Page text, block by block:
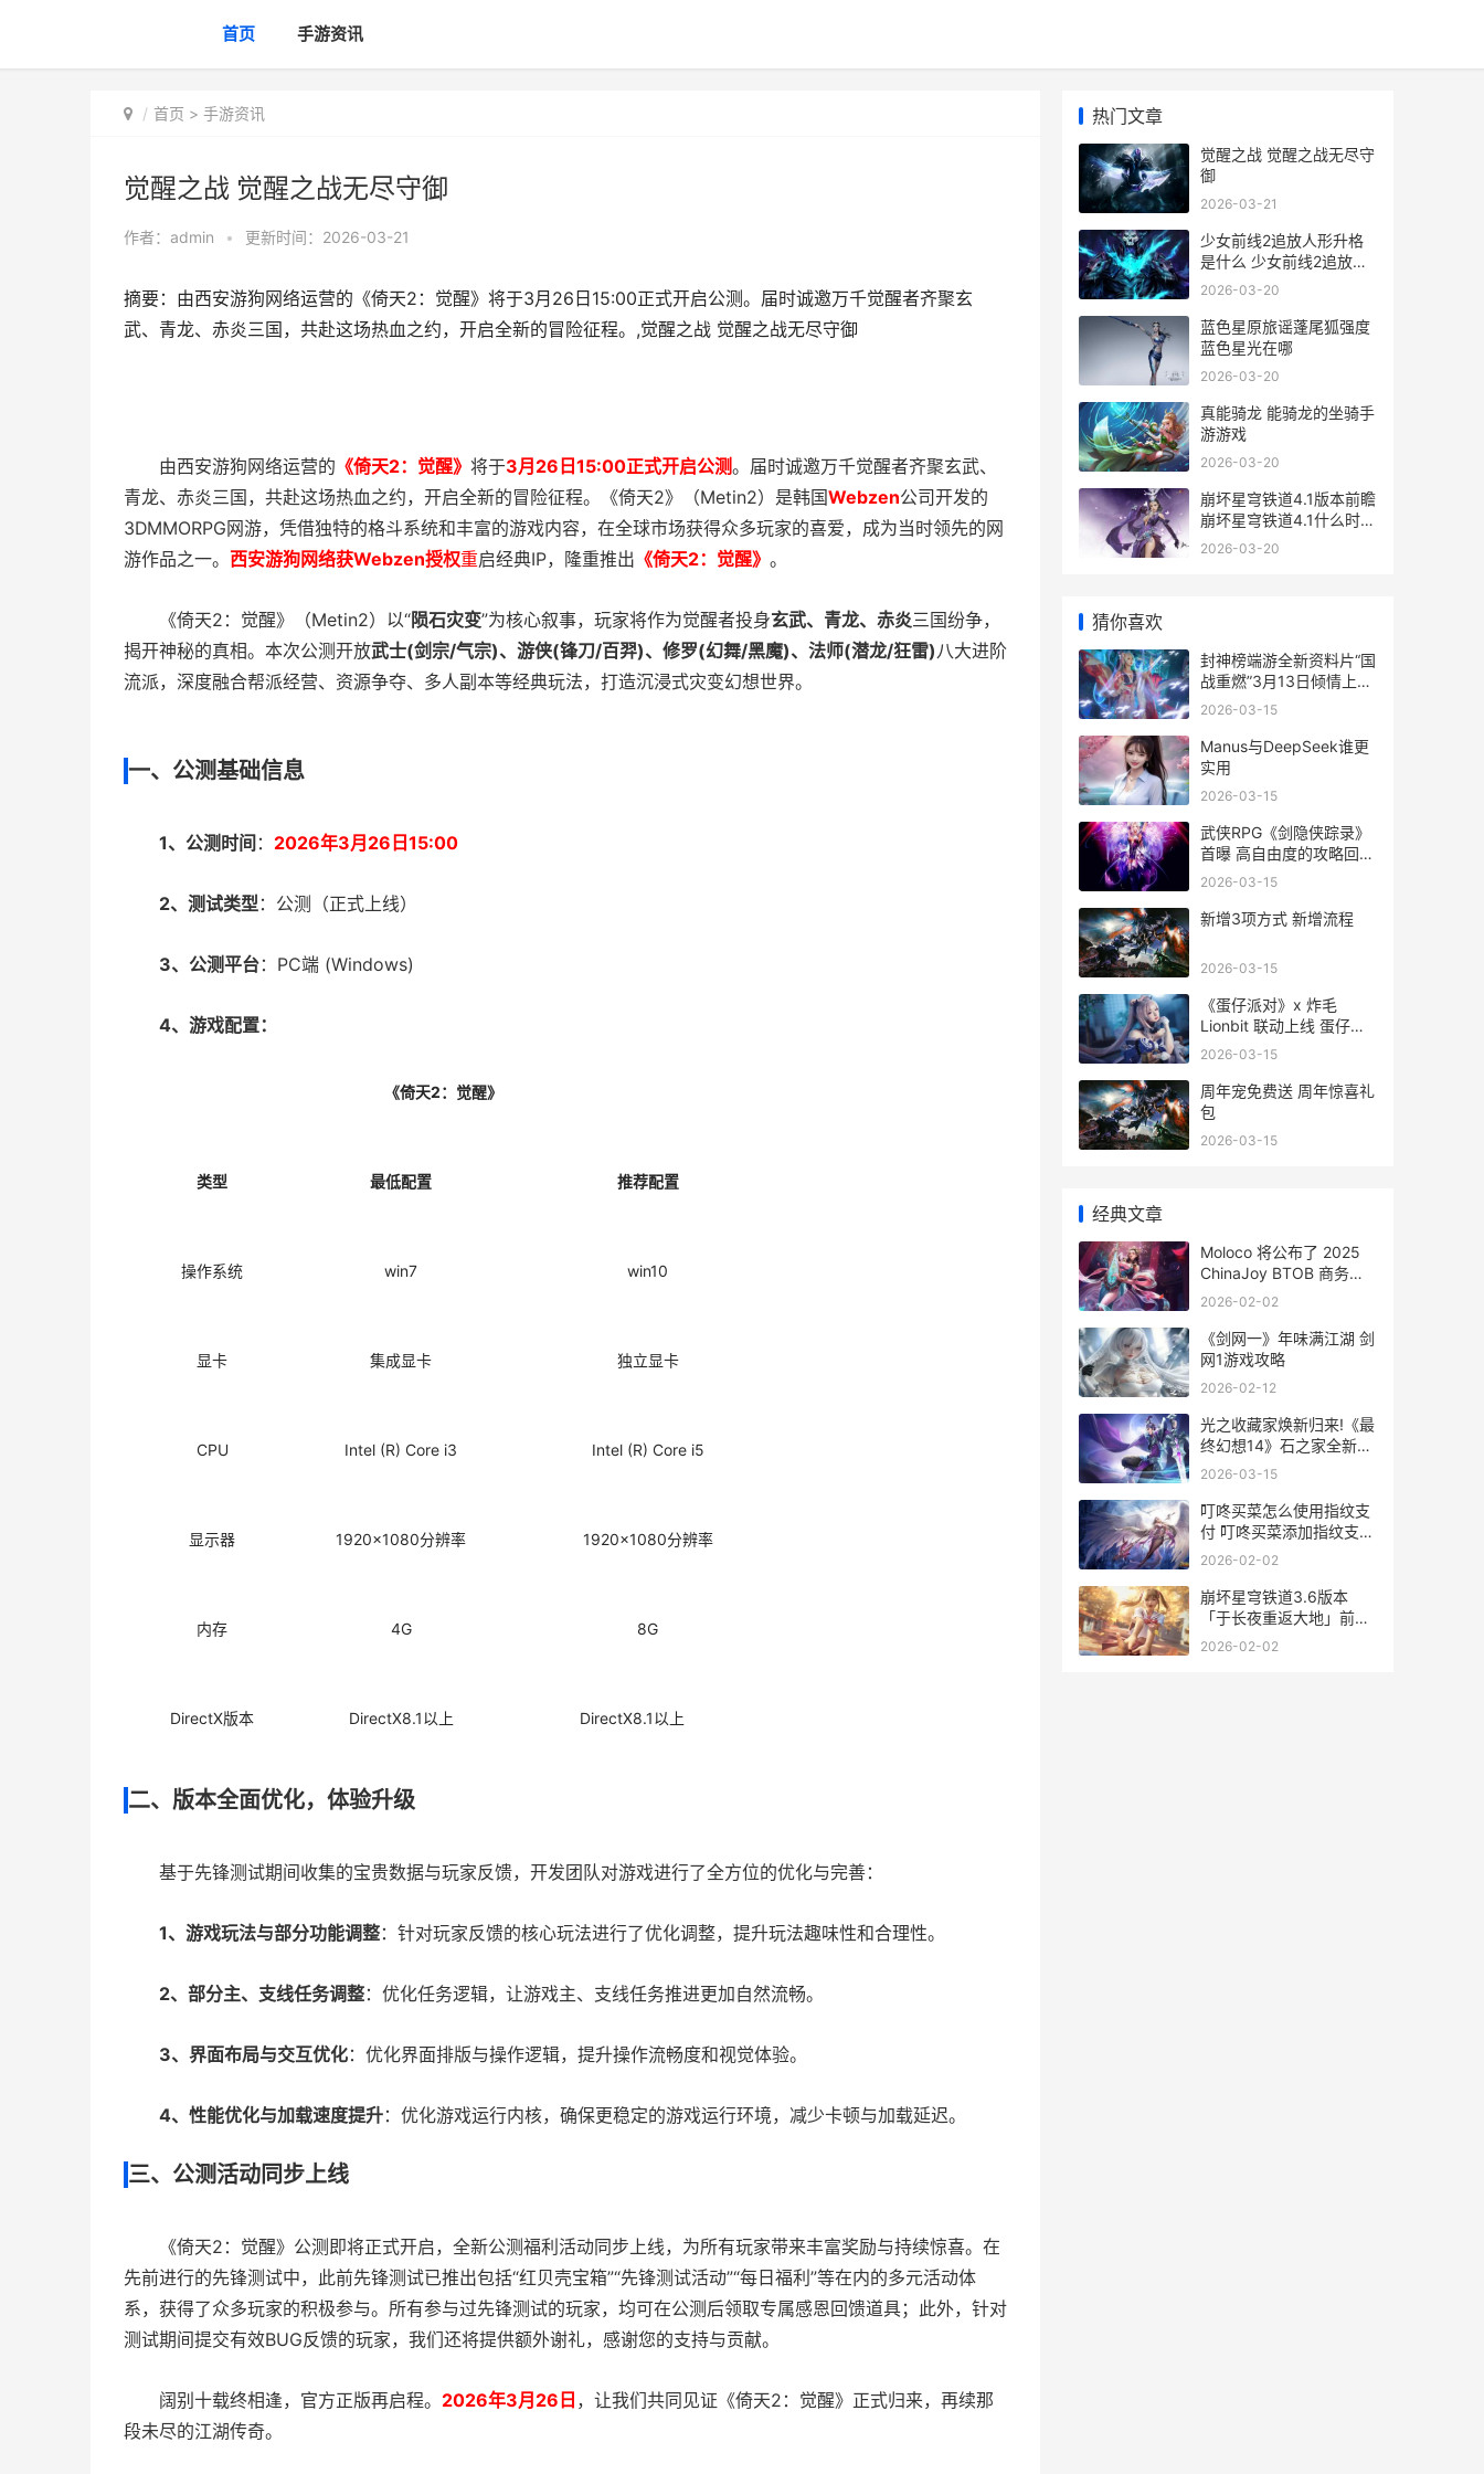
首页 手游资讯
首页 > 手游资讯
觉醒之战 觉醒之战无尽守御
作者： admin • 更新时间：2026-03-21
摘要：由西安游狗网络运营的《倚天2：觉醒》将于3月26日15:00正式开启公测。届时诚邀万千觉醒者齐聚玄
武、青龙、赤炎三国，共赴这场热血之约，开启全新的冒险征程。,觉醒之战 觉醒之战无尽守御
由西安游狗网络运营的 《倚天2：觉醒》 将于3月26日15:00正式开启公测。届时诚邀万千觉醒者齐聚玄武、
青龙、赤炎三国，共赴这场热血之约，开启全新的冒险征程。《倚天2》（Metin2）是韩国Webzen公司开发的
3DMMORPG网游，凭借独特的格斗系统和丰富的游戏内容，在全球市场获得众多玩家的喜爱，成为当时领先的网
游作品之一。 西安游狗网络获Webzen授权重启经典IP，隆重推出 《倚天2：觉醒》 。
《倚天2：觉醒》（Metin2）以“陨石灾变”为核心叙事，玩家将作为觉醒者投身玄武、青龙、赤炎三国纷争，
揭开神秘的真相。本次公测开放武士(剑宗/气宗)、游侠(锋刀/百羿)、修罗(幻舞/黑魔)、法师(潜龙/狂雷)八大进阶
流派，深度融合帮派经营、资源争夺、多人副本等经典玩法，打造沉浸式灾变幻想世界。
一、 公测基础信息
1、公测时间 ： 2026年3月26日15:00
2、测试类型：公测（正式上线）
3、公测平台：PC端 (Windows)
4、游戏配置：
《倚天2：觉醒》
类型 最低配置 推荐配置
操作系统 win7 win10
显卡 集成显卡 独立显卡
CPU Intel (R) Core i3 Intel (R) Core i5
显示器 1920x1080分辨率 1920x1080分辨率
内存 4G 8G
DirectX版本 DirectX8.1以上 DirectX8.1以上
二、版本全面优化，体验升级
基于先锋测试期间收集的宝贵数据与玩家反馈，开发团队对游戏进行了全方位的优化与完善：
1、游戏玩法与部分功能调整：针对玩家反馈的核心玩法进行了优化调整，提升玩法趣味性和合理性。
2、部分主、支线任务调整：优化任务逻辑，让游戏主、支线任务推进更加自然流畅。
3、界面布局与交互优化：优化界面排版与操作逻辑，提升操作流畅度和视觉体验。
4、性能优化与加载速度提升：优化游戏运行内核，确保更稳定的游戏运行环境，减少卡顿与加载延迟。
三、公测活动同步上线
《倚天2：觉醒》公测即将正式开启，全新公测福利活动同步上线，为所有玩家带来丰富奖励与持续惊喜。在
先前进行的先锋测试中，此前先锋测试已推出包括“红贝壳宝箱”“先锋测试活动”“每日福利”等在内的多元活动体
系，获得了众多玩家的积极参与。所有参与过先锋测试的玩家，均可在公测后领取专属感恩回馈道具；此外，针对
测试期间提交有效BUG反馈的玩家，我们还将提供额外谢礼，感谢您的支持与贡献。
阔别十载终相逢，官方正版再启程。 2026年3月26日 ，让我们共同见证《倚天2：觉醒》正式归来，再续那
段未尽的江湖传奇。
热门文章
觉醒之战 觉醒之战无尽守
御
2026-03-21
少女前线2追放人形升格
是什么 少女前线2追放下
载
2026-03-20
蓝色星原旅谣蓬尾狐强度
蓝色星光在哪
2026-03-20
真能骑龙 能骑龙的坐骑手
游游戏
2026-03-20
崩坏星穹铁道4.1版本前瞻
崩坏星穹铁道4.1什么时候
上线
2026-03-20
猜你喜欢
封神榜端游全新资料片“国
战重燃”3月13日倾情上线
封神榜2020好玩吗
2026-03-15
Manus与DeepSeek谁更
实用
2026-03-15
武侠RPG《剑隐侠踪录》
首曝 高自由度的攻略回合
制战斗 剑隐江湖第一侠女
2026-03-15
新增3项方式 新增流程
2026-03-15
《蛋仔派对》x 炸毛
Lionbit 联动上线 蛋仔派
对新赛季
2026-03-15
周年宠免费送 周年惊喜礼
包
2026-03-15
经典文章
Moloco 将公布了 2025
ChinaJoy BTOB 商务洽
谈馆 molocle
2026-02-02
《剑网一》年味满江湖 剑
网1游戏攻略
2026-02-12
光之收藏家焕新归来!《最
终幻想14》石之家全新功
能上线! 光之收藏家网页
2026-03-15
叮咚买菜怎么使用指纹支
付 叮咚买菜添加指纹支付
步骤 如何使用叮咚买菜
2026-02-02
崩坏星穹铁道3.6版本
「于长夜重返大地」前瞻
非常节目预告 崩坏星穹铁
2026-02-02